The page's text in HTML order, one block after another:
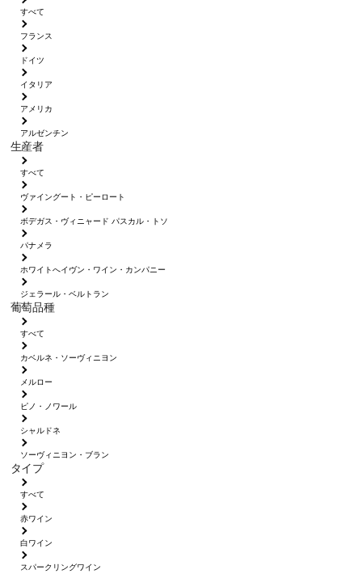
すべて
フランス
ドイツ
イタリア
アメリカ
アルゼンチン
生産者
すべて
ヴァイングート・ピーロート
ボデガス・ヴィニャード パスカル・トソ
パナメラ
ホワイトへイヴン・ワイン・カンパニー
ジェラール・ベルトラン
葡萄品種
すべて
カベルネ・ソーヴィニヨン
メルロー
ピノ・ノワール
シャルドネ
ソーヴィニヨン・ブラン
タイプ
すべて
赤ワイン
白ワイン
スパークリングワイン